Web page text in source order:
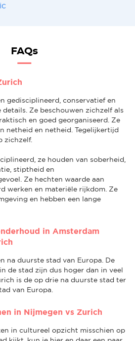
FAQs
gedisciplineerd, conservatief en
Ze beschouwen zichzelf als
en goed georganiseerd. Ze
netheid en netheid. Tegelijkertijd
zichzelf.
ze houden van soberheid,
stiptheid en
Ze hechten waarde aan
werken en materiële rijkdom. Ze
en hebben een lange
in Amsterdam
na duurste stad van Europa. De
de stad zijn dus hoger dan in veel
is de op drie na duurste stad ter
van Europa.
in Nijmegen vs Zurich
in cultureel opzicht misschien op